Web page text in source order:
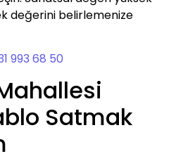
değerini belirlemenize
993 68 50
Satmak